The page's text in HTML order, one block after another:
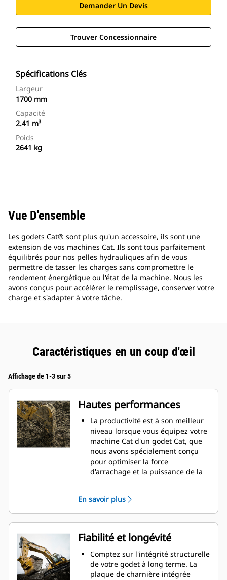
Demander Un Devis
Trouver Concessionnaire
Spécifications Clés
Largeur
1700 mm
Capacité
2.41 m³
Poids
2641 kg
Vue D'ensemble
Les godets Cat® sont plus qu'un accessoire, ils sont une
extension de vos machines Cat. Ils sont tous parfaitement
équilibrés pour nos pelles hydrauliques afin de vous
permettre de tasser les charges sans compromettre le
rendement énergétique ou l'état de la machine. Nous les
avons conçus pour accélérer le remplissage, conserver votre
charge et s'adapter à votre tâche.
Caractéristiques en un coup d'œil
Affichage de 1-3 sur 5
Hautes performances
La productivité est à son meilleur
niveau lorsque vous équipez votre
machine Cat d'un godet Cat, que
nous avons spécialement conçu
pour optimiser la force
d'arrachage et la puissance de la
double améliore le flux des
matières dans le godet. Le
dégagement de talon accru
garantit que le fond du godet ne
frotte pas, ce qui réduit les coûts
d'entretien.
La consommation de carburant est
maximale lors de l'excavation. Les
En savoir plus
Fiabilité et longévité
Comptez sur l'intégrité structurelle
de votre godet à long terme. La
plaque de charnière intégrée